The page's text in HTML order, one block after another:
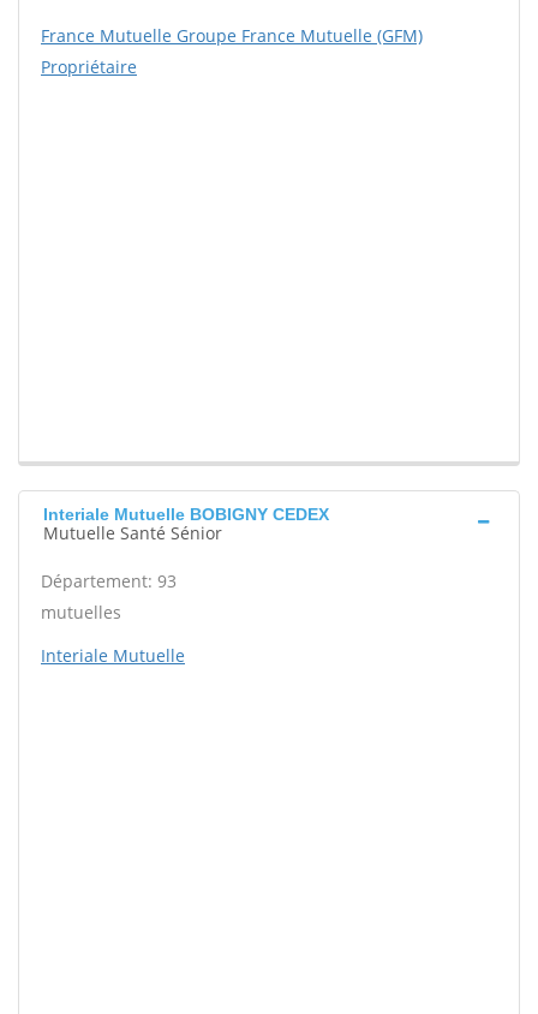
France Mutuelle Groupe France Mutuelle (GFM)
Propriétaire
Interiale Mutuelle BOBIGNY CEDEX
Mutuelle Santé Sénior
Département: 93
mutuelles
Interiale Mutuelle